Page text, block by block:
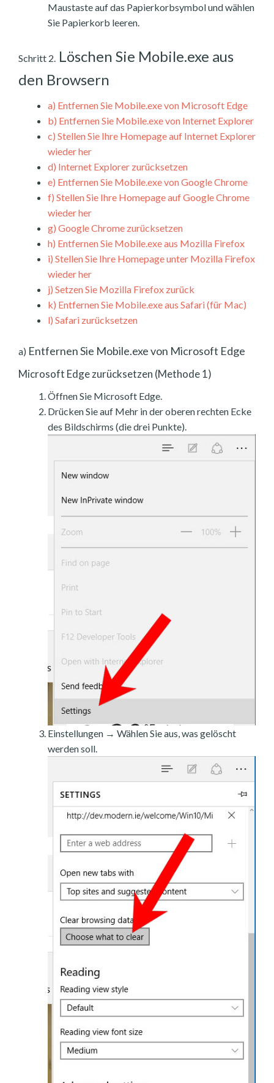
Maustaste auf das Papierkorbsymbol und wählen
Sie Papierkorb leeren.
Schritt 2. Löschen Sie Mobile.exe aus
den Browsern
a) Entfernen Sie Mobile.exe von Microsoft Edge
b) Entfernen Sie Mobile.exe von Internet Explorer
c) Stellen Sie Ihre Homepage auf Internet Explorer
wieder her
d) Internet Explorer zurücksetzen
e) Entfernen Sie Mobile.exe von Google Chrome
f) Stellen Sie Ihre Homepage auf Google Chrome
wieder her
g) Google Chrome zurücksetzen
h) Entfernen Sie Mobile.exe aus Mozilla Firefox
i) Stellen Sie Ihre Homepage unter Mozilla Firefox
wieder her
j) Setzen Sie Mozilla Firefox zurück
k) Entfernen Sie Mobile.exe aus Safari (für Mac)
l) Safari zurücksetzen
a) Entfernen Sie Mobile.exe von Microsoft Edge
Microsoft Edge zurücksetzen (Methode 1)
Öffnen Sie Microsoft Edge.
Drücken Sie auf Mehr in der oberen rechten Ecke
des Bildschirms (die drei Punkte).
Einstellungen → Wählen Sie aus, was gelöscht
werden soll.